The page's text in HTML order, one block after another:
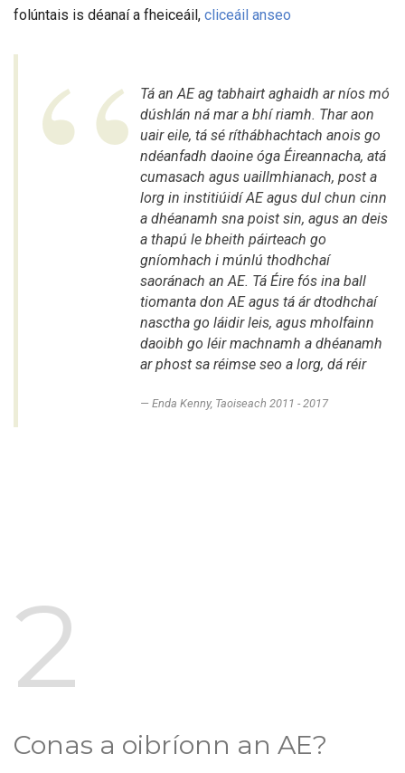
folúntais is déanaí a fheiceáil, cliceáil anseo
Tá an AE ag tabhairt aghaidh ar níos mó
dúshlán ná mar a bhí riamh. Thar aon
uair eile, tá sé ríthábhachtach anois go
ndéanfadh daoine óga Éireannacha, atá
cumasach agus uaillmhianach, post a
lorg in institiúidí AE agus dul chun cinn
a dhéanamh sna poist sin, agus an deis
a thapú le bheith páirteach go
gníomhach i múnlú thodhchaí
saoránach an AE. Tá Éire fós ina ball
tiomanta don AE agus tá ár dtodhchaí
nasctha go láidir leis, agus mholfainn
daoibh go léir machnamh a dhéanamh
ar phost sa réimse seo a lorg, dá réir
Enda Kenny, Taoiseach 2011 - 2017
2
Conas a oibríonn an AE?